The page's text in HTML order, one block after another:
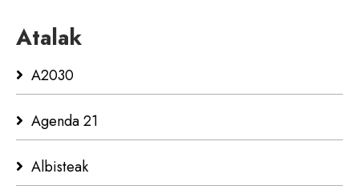
Atalak
A2030
Agenda 21
Albisteak